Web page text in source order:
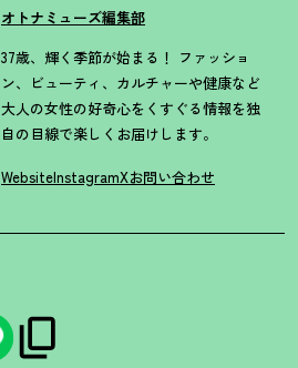
オトナミューズ編集部
37歳、輝く季節が始まる！ ファッショ
ン、ビューティ、カルチャーや健康など
大人の女性の好奇心をくすぐる情報を独
自の目線で楽しくお届けします。
WebsiteInstagramXお問い合わせ